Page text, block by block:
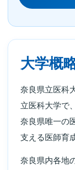
大学概
奈良県立医科
立医科大学で
奈良県唯一の
支える医師育
奈良県内各地